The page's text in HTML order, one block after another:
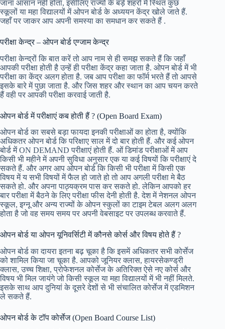
जाना आसान नहीं होता, इसीलिए राज्यों के बड़े शहरों में स्थित कुछ
स्कूलों या महा विद्यालयों में ओपन बोर्ड के अध्ययन केंद्र खोले जाते हैं.
जहाँ पर जाकर आप अपनी समस्या का समधान कर सकते हैं .
परीक्षा केन्द्र – ओपन बोर्ड एग्जाम केन्द्र
परीक्षा केन्द्रों कि बात करें तो आप नाम से ही समझ सकते हैं कि जहाँ
आपकी परीक्षा होती है उन्हें ही परीक्षा केंद्र कहा जाता है. ओपन बोर्ड में भी
परीक्षा का केंद्र अलग होता है. जब आप परीक्षा का फॉर्म भरते हैं तो आपसे
इसके बारे में पुछा जाता है. और जिस शहर और स्थान का आप चयन करते
हैं वही पर आपकी परीक्षा करवाई जाती है.
ओपन बोर्ड में परीक्षाएं कब होती हैं ? (Open Board Exam)
ओपन बोर्ड का सबसे बड़ा फायदा इनकी परीक्षाओं का होता है, क्योंकि
अधिकतर ओपन बोर्ड कि परिक्षाए साल में दो बार होती हैं. और कई ओपन
बोर्ड में ON DEMAND परीक्षाएं होती हैं. ओं डिमांड परीक्षाओं में आप
किसी भी महीने में अपनी सुविधा अनुसार एक या कई विषयों कि परीक्षाएं दे
सकते हैं. और अगर आप ओपन बोर्ड कि किसी भी परीक्षा में किसी एक
विषय में य सभी विषयों में फैल हो जाते हो तो आप अगली परीक्षा मे बैठ
सकते हो. और अपना पाठ्यक्रम पास कर सकते हो. लेकिन आपको हर
बार परीक्षा में बैठने के लिए परीक्षा फीस देनी होती है. देश में नेशनल ओपन
स्कूल, इग्नू और अन्य राज्यों के ओपन स्कुलों का टाइम टेबल अलग अलग
होता है जो वह समय समय पर अपनी वेबसाइट पर उपलब्ध करवाते हैं.
ओपन बोर्ड या ओपन यूनिवर्सिटी में कौनसे कोर्स और विषय होते हैं ?
ओपन बोर्ड का दायरा इतना बढ़ चूका है कि इसमें अधिकतर सभी कोर्सेज
को शामिल किया जा चूका है. आपको जूनियर क्लास, हायरसेकण्ड्री
क्लास, उच्च शिक्षा, प्रोफेशनल कोर्सेज के अतिरिक्त ऐसे नए कोर्स और
विषय भी मिल जायंगे जो किसी स्कूल या महा विद्यालयों में भी नहीं मिलते.
इसके साथ आप दुनियां के दूसरे देशों से भी संचालित कोर्सेज में एडमिशन
ले सकते हैं.
ओपन बोर्ड के टॉप कोर्सेज (Open Board Course List)